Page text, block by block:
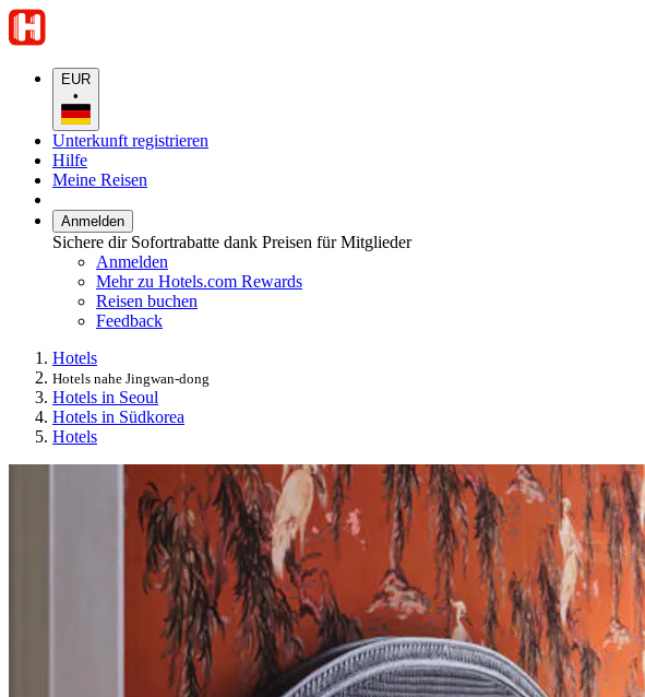
EUR
•
Unterkunft registrieren
Hilfe
Meine Reisen
Anmelden
Sichere dir Sofortrabatte dank Preisen für Mitglieder
Anmelden
Mehr zu Hotels.com Rewards
Reisen buchen
Feedback
Hotels
Hotels nahe Jingwan-dong
Hotels in Seoul
Hotels in Südkorea
Hotels